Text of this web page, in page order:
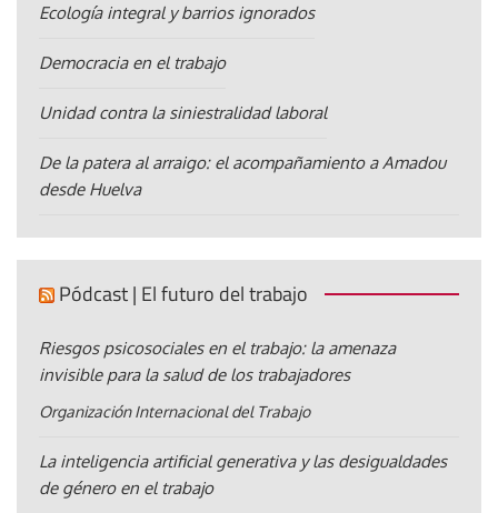
Ecología integral y barrios ignorados
Democracia en el trabajo
Unidad contra la siniestralidad laboral
De la patera al arraigo: el acompañamiento a Amadou
desde Huelva
Pódcast | El futuro del trabajo
Riesgos psicosociales en el trabajo: la amenaza
invisible para la salud de los trabajadores
Organización Internacional del Trabajo
La inteligencia artificial generativa y las desigualdades
de género en el trabajo